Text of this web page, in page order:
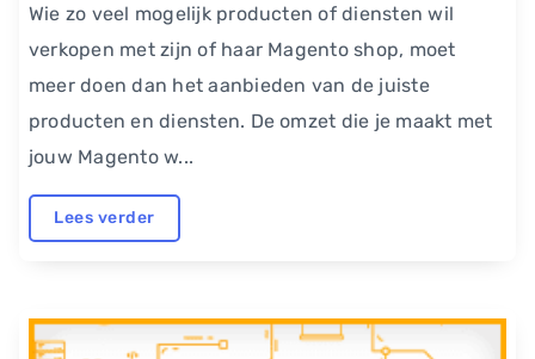
Wie zo veel mogelijk producten of diensten wil
verkopen met zijn of haar Magento shop, moet
meer doen dan het aanbieden van de juiste
producten en diensten. De omzet die je maakt met
jouw Magento w...
Lees verder